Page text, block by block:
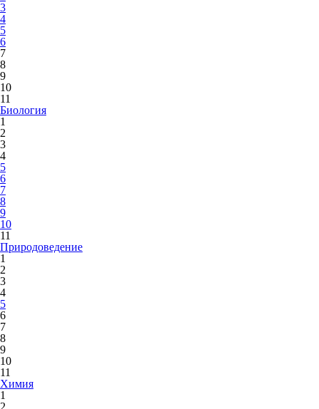
3
4
5
6
7
8
9
10
11
Биология
1
2
3
4
5
6
7
8
9
10
11
Природоведение
1
2
3
4
5
6
7
8
9
10
11
Химия
1
2